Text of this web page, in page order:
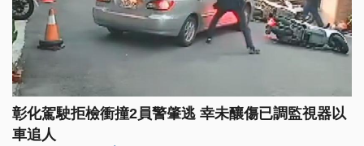
彰化駕駛拒檢衝撞2員警肇逃 幸未釀傷已調監視器以
車追人